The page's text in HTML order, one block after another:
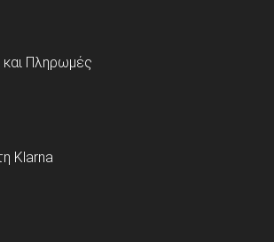
Πληρωμές
Klarna